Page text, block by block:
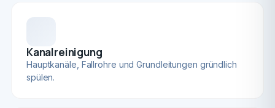
Kanalreinigung
Hauptkanäle, Fallrohre und Grundleitungen gründlich
spülen.